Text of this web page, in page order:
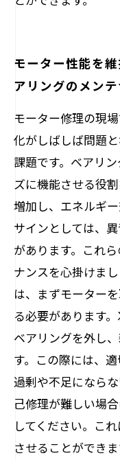
モーター性能を
アリングのメン
モーター修理の現
化がしばしば問題
課題です。ベアリ
ズに機能させる役
増加し、エネルギ
サインとしては、
があります。これ
ナンスを心掛けま
は、まずモーター
る必要があります
ベアリングを外し
す。この際には、
過剰や不足になら
己修理が難しい場
してください。こ
させることができま